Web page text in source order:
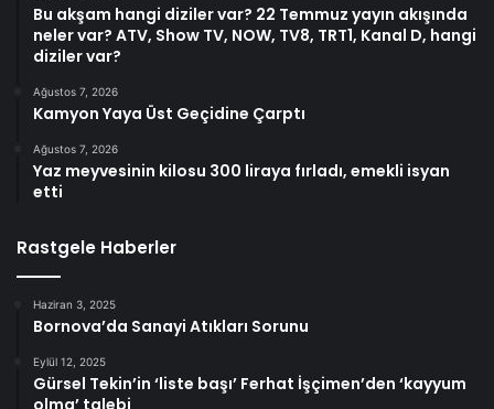
Bu akşam hangi diziler var? 22 Temmuz yayın akışında
neler var? ATV, Show TV, NOW, TV8, TRT1, Kanal D, hangi
diziler var?
Ağustos 7, 2026
Kamyon Yaya Üst Geçidine Çarptı
Ağustos 7, 2026
Yaz meyvesinin kilosu 300 liraya fırladı, emekli isyan
etti
Rastgele Haberler
Haziran 3, 2025
Bornova’da Sanayi Atıkları Sorunu
Eylül 12, 2025
Gürsel Tekin’in ‘liste başı’ Ferhat İşçimen’den ‘kayyum
olma’ talebi